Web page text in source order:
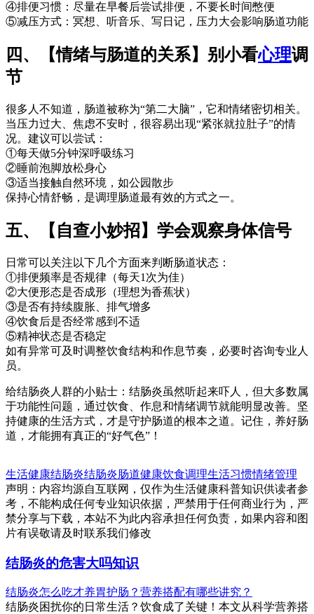
④排便习惯：尽量在早餐后尝试排便，不要长时间憋便
⑤减压方式：冥想、听音乐、写日记，压力大会影响肠道功能
四、【情绪与肠道的关系】别小看心理调
节
很多人不知道，肠道被称为“第二大脑”，它和情绪密切相关。
当压力过大、焦虑不安时，很容易出现“紧张就拉肚子”的情
况。建议可以尝试：
①每天做5分钟深呼吸练习
②睡前泡脚放松身心
③适当接触自然环境，如公园散步
保持心情舒畅，是调理肠道最有效的方式之一。
五、【自查小妙招】学会观察身体信号
日常可以关注以下几个方面来判断肠道状态：
①排便频率是否规律（每天1次为佳）
②大便形态是否成形（理想为香蕉状）
③是否有持续腹胀、排气增多
④饮食后是否经常感到不适
⑤精神状态是否稳定
如有异常可及时调整饮食结构和作息节奏，必要时咨询专业人
员。
给结肠炎人群的小贴士：结肠炎虽然听起来吓人，但大多数属
于功能性问题，通过饮食、作息和情绪调节就能明显改善。坚
持健康的生活方式，才是守护肠道的根本之道。记住，养好肠
道，才能拥有真正的“好气色”！
生活健康结肠炎结肠炎肠道健康饮食调理生活习惯情绪管理
声明：内容均源自互联网，仅作为生活健康科普知识供读者参
考，不能构成任何专业知识依据，严禁用于任何商业行为，严
禁分享与下载，本站不为此内容承担任何负责，如果内容和图
片有误敬请及时联系我们修改
结肠炎的危害大吗知识
结肠炎怎么吃才养胃护肠？营养搭配有哪些讲究？
结肠炎困扰你的日常生活？饮食成了关键！本文从科学营养搭